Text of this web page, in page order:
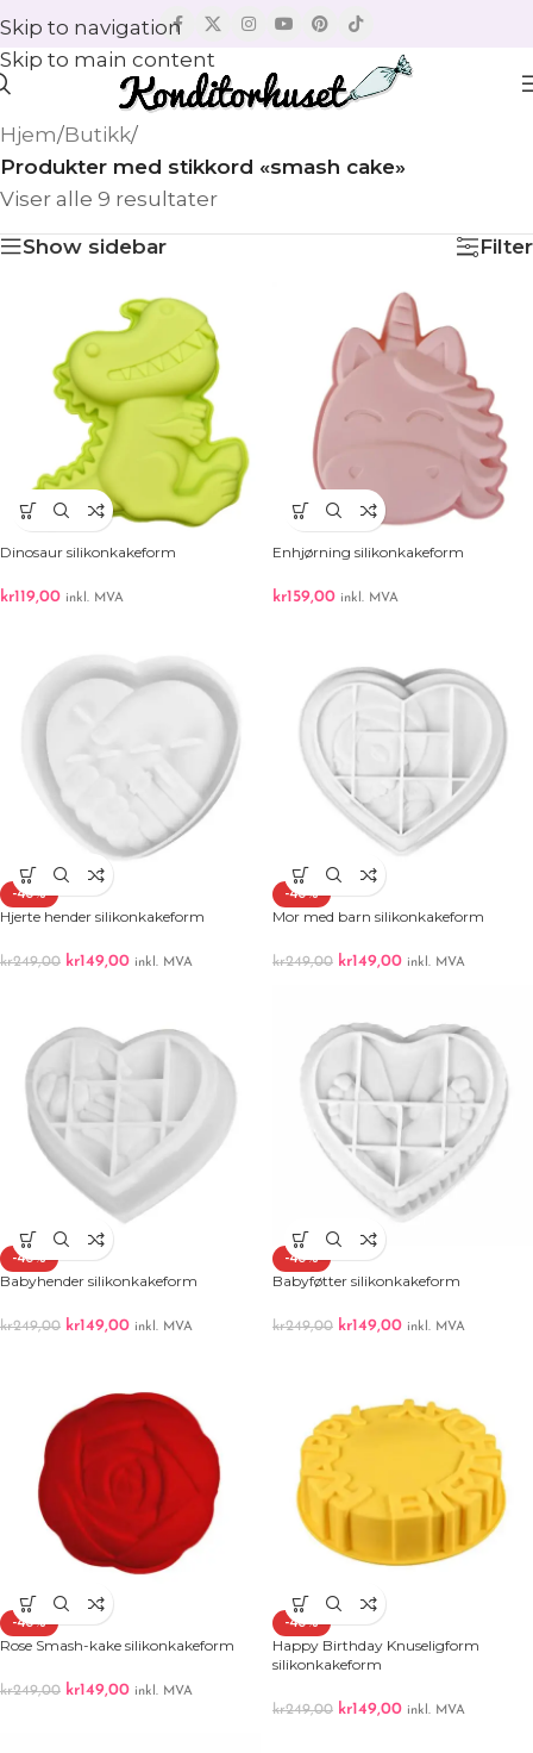
Skip to navigation
Skip to main content
Hjem/Butikk/
Produkter med stikkord «smash cake»
Viser alle 9 resultater
Show sidebar
Filter
Dinosaur silikonkakeform
kr119,00 inkl. MVA
Enhjørning silikonkakeform
kr159,00 inkl. MVA
-40%
Hjerte hender silikonkakeform
kr249,00 kr149,00 inkl. MVA
-40%
Mor med barn silikonkakeform
kr249,00 kr149,00 inkl. MVA
-40%
Babyhender silikonkakeform
kr249,00 kr149,00 inkl. MVA
-40%
Babyføtter silikonkakeform
kr249,00 kr149,00 inkl. MVA
-40%
Rose Smash-kake silikonkakeform
kr249,00 kr149,00 inkl. MVA
-40%
Happy Birthday Knuseligform
silikonkakeform
kr249,00 kr149,00 inkl. MVA